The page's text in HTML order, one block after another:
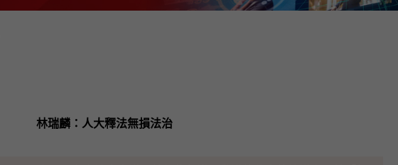
林瑞麟：人大釋法無損法治